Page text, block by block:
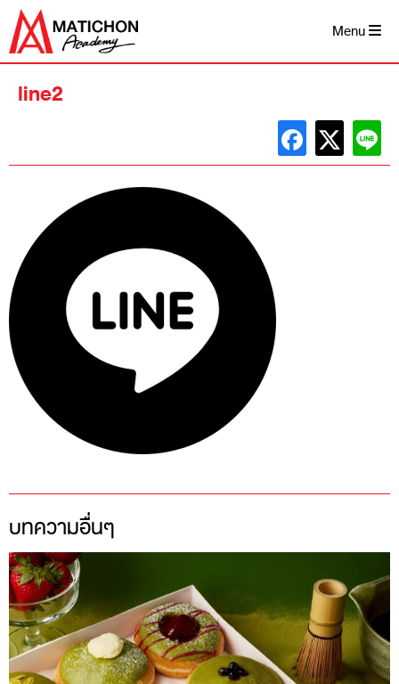
Skip
content
Menu
line2
บทความอื่นๆ